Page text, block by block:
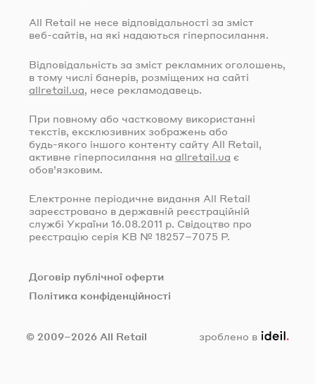
All Retail не несе відповідальності за зміст
веб-сайтів, на які надаються гіперпосилання.
Відповідальність за зміст рекламних оголошень,
в тому числі банерів, розміщених на сайті
allretail.ua , несе рекламодавець.
При повному або частковому використанні
текстів, ексклюзивних зображень або
будь-якого іншого контенту сайту All Retail,
активне гіперпосилання на allretail.ua є
обов’язковим.
Електронне періодичне видання All Retail
зареєстровано в державній реєстраційній
службі України 16.08.2011 р. Свідоцтво про
реєстрацію серія КВ № 18257–7075 Р.
Договір публічної оферти
Політика конфіденційності
© 2009–2026 All Retail зроблено в ideil.